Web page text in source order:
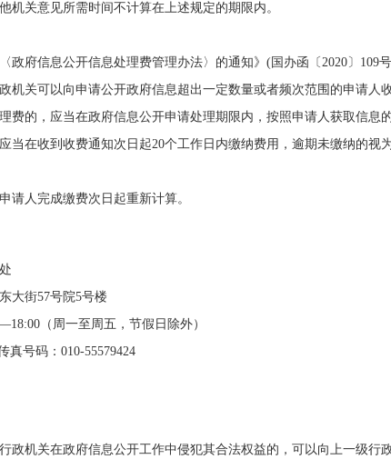
机关意见所需时间不计算在上述规定的期限内。
府信息公开信息处理费管理办法〉的通知》(国办函〔2020〕109
机关可以向申请公开政府信息超出一定数量或者频次范围的申请人收
的，应当在政府信息公开申请处理期限内，按照申请人获取信息
当在收到收费通知次日起20个工作日内缴纳费用，逾期未缴纳的视
人完成缴费次日起重新计算。
街57号院5号楼
（周一至周五，节假日除外）
码：010-55579424
政机关在政府信息公开工作中侵犯其合法权益的，可以向上一级行